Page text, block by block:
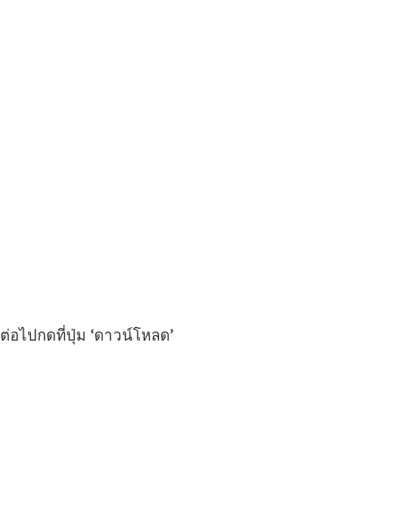
ต่อไปกดที่ปุ่ม ‘ดาวน์โหลด’